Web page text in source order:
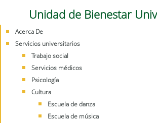
Unidad de Bienestar
Acerca De
Servicios universitarios
Trabajo social
Servicios médicos
Psicología
Cultura
Escuela de danza
Escuela de música